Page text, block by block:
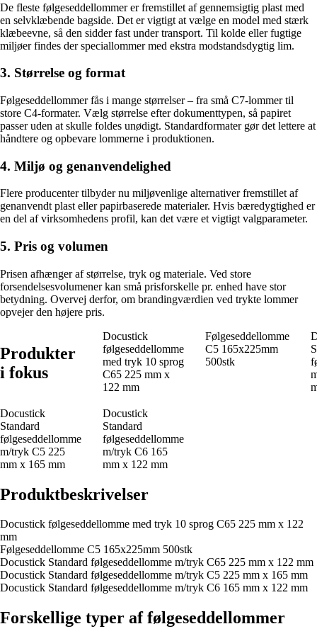
De fleste følgeseddellommer er fremstillet af gennemsigtig plast med
en selvklæbende bagside. Det er vigtigt at vælge en model med stærk
klæbeevne, så den sidder fast under transport. Til kolde eller fugtige
miljøer findes der speciallommer med ekstra modstandsdygtig lim.
3. Størrelse og format
Følgeseddellommer fås i mange størrelser – fra små C7-lommer til
store C4-formater. Vælg størrelse efter dokumenttypen, så papiret
passer uden at skulle foldes unødigt. Standardformater gør det lettere at
håndtere og opbevare lommerne i produktionen.
4. Miljø og genanvendelighed
Flere producenter tilbyder nu miljøvenlige alternativer fremstillet af
genanvendt plast eller papirbaserede materialer. Hvis bæredygtighed er
en del af virksomhedens profil, kan det være et vigtigt valgparameter.
5. Pris og volumen
Prisen afhænger af størrelse, tryk og materiale. Ved store
forsendelsesvolumener kan små prisforskelle pr. enhed have stor
betydning. Overvej derfor, om brandingværdien ved trykte lommer
opvejer den højere pris.
Produkter
i fokus
Docustick
følgeseddellomme
med tryk 10 sprog
C65 225 mm x
122 mm
Følgeseddellomme
C5 165x225mm
500stk
Docustick
Standard
følgeseddellomme
m/tryk C5 225
mm x 165 mm
Docustick
Standard
følgeseddellomme
m/tryk C6 165
mm x 122 mm
Produktbeskrivelser
Docustick følgeseddellomme med tryk 10 sprog C65 225 mm x 122
mm
Følgeseddellomme C5 165x225mm 500stk
Docustick Standard følgeseddellomme m/tryk C65 225 mm x 122 mm
Docustick Standard følgeseddellomme m/tryk C5 225 mm x 165 mm
Docustick Standard følgeseddellomme m/tryk C6 165 mm x 122 mm
Forskellige typer af følgeseddellommer